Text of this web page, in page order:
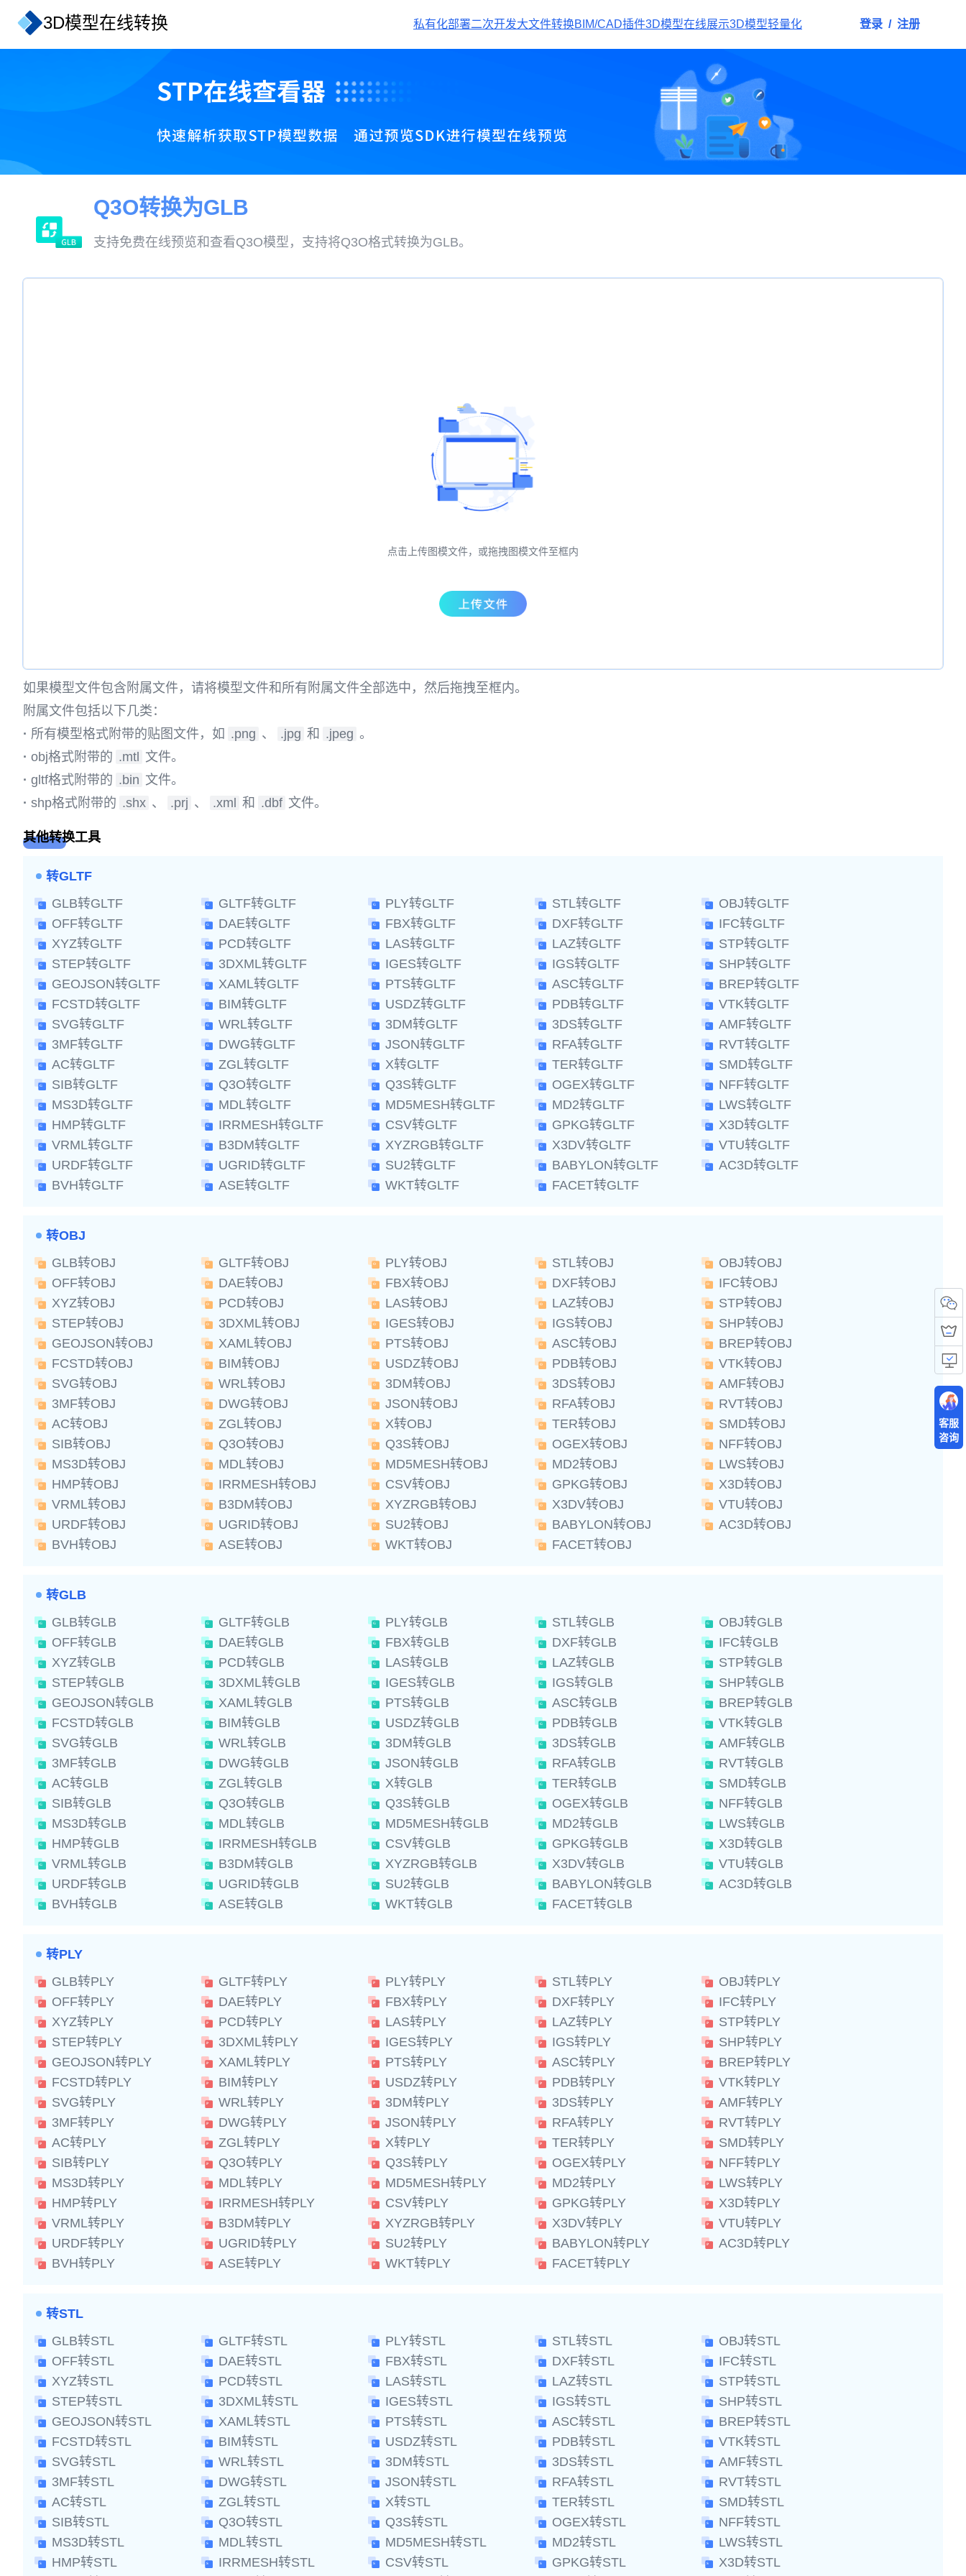
3D模型在线转换 私有化部署二次开发大文件转换BIM/CAD插件3D模型在线展示3D模型轻量化 登录 / 注册
Q3O转换为GLB
支持免费在线预览和查看Q3O模型，支持将Q3O格式转换为GLB。
点击上传图模文件，或拖拽图模文件至框内
如果模型文件包含附属文件，请将模型文件和所有附属文件全部选中，然后拖拽至框内。
附属文件包括以下几类：
· 所有模型格式附带的贴图文件，如 .png 、 .jpg 和 .jpeg 。
· obj格式附带的 .mtl
文件。
· gltf格式附带的 .bin 文件。
· shp格式附带的 .shx 、 .prj 、 .xml 和 .dbf 文件。
其他转换工具
转GLTF
GLB转GLTF
GLTF转GLTF PLY转GLTF STL转GLTF
OBJ转GLTF
OFF转GLTF
DAE转GLTF FBX转GLTF DXF转GLTF
IFC转GLTF
XYZ转GLTF
PCD转GLTF LAS转GLTF LAZ转GLTF
STP转GLTF
STEP转GLTF
3DXML转GLTF IGES转GLTF IGS转GLTF
SHP转GLTF
GEOJSON转GLTF
XAML转GLTF PTS转GLTF ASC转GLTF
BREP转GLTF
FCSTD转GLTF
BIM转GLTF USDZ转GLTF PDB转GLTF
VTK转GLTF
SVG转GLTF
WRL转GLTF 3DM转GLTF 3DS转GLTF
AMF转GLTF
3MF转GLTF
DWG转GLTF JSON转GLTF RFA转GLTF
RVT转GLTF
AC转GLTF
ZGL转GLTF X转GLTF TER转GLTF
SMD转GLTF
SIB转GLTF
Q3O转GLTF Q3S转GLTF OGEX转GLTF
NFF转GLTF
MS3D转GLTF
MDL转GLTF MD5MESH转GLTF MD2转GLTF
LWS转GLTF
HMP转GLTF
IRRMESH转GLTF CSV转GLTF GPKG转GLTF
X3D转GLTF
VRML转GLTF
B3DM转GLTF XYZRGB转GLTF X3DV转GLTF
VTU转GLTF
URDF转GLTF
UGRID转GLTF SU2转GLTF BABYLON转GLTF
AC3D转GLTF
BVH转GLTF
ASE转GLTF WKT转GLTF FACET转GLTF
转OBJ
GLB转OBJ
GLTF转OBJ PLY转OBJ STL转OBJ
OBJ转OBJ
OFF转OBJ
DAE转OBJ FBX转OBJ DXF转OBJ
IFC转OBJ
XYZ转OBJ
PCD转OBJ LAS转OBJ LAZ转OBJ
STP转OBJ
STEP转OBJ
3DXML转OBJ IGES转OBJ IGS转OBJ
SHP转OBJ
GEOJSON转OBJ
XAML转OBJ PTS转OBJ ASC转OBJ
BREP转OBJ
FCSTD转OBJ
BIM转OBJ USDZ转OBJ PDB转OBJ
VTK转OBJ
SVG转OBJ
WRL转OBJ 3DM转OBJ 3DS转OBJ
AMF转OBJ
3MF转OBJ
DWG转OBJ JSON转OBJ RFA转OBJ
RVT转OBJ
AC转OBJ
ZGL转OBJ X转OBJ TER转OBJ
SMD转OBJ
SIB转OBJ
Q3O转OBJ Q3S转OBJ OGEX转OBJ
NFF转OBJ
MS3D转OBJ
MDL转OBJ MD5MESH转OBJ MD2转OBJ
LWS转OBJ
HMP转OBJ
IRRMESH转OBJ CSV转OBJ GPKG转OBJ
X3D转OBJ
VRML转OBJ
B3DM转OBJ XYZRGB转OBJ X3DV转OBJ
VTU转OBJ
URDF转OBJ
UGRID转OBJ SU2转OBJ BABYLON转OBJ
AC3D转OBJ
BVH转OBJ
ASE转OBJ WKT转OBJ FACET转OBJ
转GLB
GLB转GLB
GLTF转GLB PLY转GLB STL转GLB
OBJ转GLB
OFF转GLB
DAE转GLB FBX转GLB DXF转GLB
IFC转GLB
XYZ转GLB
PCD转GLB LAS转GLB LAZ转GLB
STP转GLB
STEP转GLB
3DXML转GLB IGES转GLB IGS转GLB
SHP转GLB
GEOJSON转GLB
XAML转GLB PTS转GLB ASC转GLB
BREP转GLB
FCSTD转GLB
BIM转GLB USDZ转GLB PDB转GLB
VTK转GLB
SVG转GLB
WRL转GLB 3DM转GLB 3DS转GLB
AMF转GLB
3MF转GLB
DWG转GLB JSON转GLB RFA转GLB
RVT转GLB
AC转GLB
ZGL转GLB X转GLB TER转GLB
SMD转GLB
SIB转GLB
Q3O转GLB Q3S转GLB OGEX转GLB
NFF转GLB
MS3D转GLB
MDL转GLB MD5MESH转GLB MD2转GLB
LWS转GLB
HMP转GLB
IRRMESH转GLB CSV转GLB GPKG转GLB
X3D转GLB
VRML转GLB
B3DM转GLB XYZRGB转GLB X3DV转GLB
VTU转GLB
URDF转GLB
UGRID转GLB SU2转GLB BABYLON转GLB
AC3D转GLB
BVH转GLB
ASE转GLB WKT转GLB FACET转GLB
转PLY
GLB转PLY
GLTF转PLY PLY转PLY STL转PLY
OBJ转PLY
OFF转PLY
DAE转PLY FBX转PLY DXF转PLY
IFC转PLY
XYZ转PLY
PCD转PLY LAS转PLY LAZ转PLY
STP转PLY
STEP转PLY
3DXML转PLY IGES转PLY IGS转PLY
SHP转PLY
GEOJSON转PLY
XAML转PLY PTS转PLY ASC转PLY
BREP转PLY
FCSTD转PLY
BIM转PLY USDZ转PLY PDB转PLY
VTK转PLY
SVG转PLY
WRL转PLY 3DM转PLY 3DS转PLY
AMF转PLY
3MF转PLY
DWG转PLY JSON转PLY RFA转PLY
RVT转PLY
AC转PLY
ZGL转PLY X转PLY TER转PLY
SMD转PLY
SIB转PLY
Q3O转PLY Q3S转PLY OGEX转PLY
NFF转PLY
MS3D转PLY
MDL转PLY MD5MESH转PLY MD2转PLY
LWS转PLY
HMP转PLY
IRRMESH转PLY CSV转PLY GPKG转PLY
X3D转PLY
VRML转PLY
B3DM转PLY XYZRGB转PLY X3DV转PLY
VTU转PLY
URDF转PLY
UGRID转PLY SU2转PLY BABYLON转PLY
AC3D转PLY
BVH转PLY
ASE转PLY WKT转PLY FACET转PLY
转STL
GLB转STL
GLTF转STL PLY转STL STL转STL
OBJ转STL
OFF转STL
DAE转STL FBX转STL DXF转STL
IFC转STL
XYZ转STL
PCD转STL LAS转STL LAZ转STL
STP转STL
STEP转STL
3DXML转STL IGES转STL IGS转STL
SHP转STL
GEOJSON转STL
XAML转STL PTS转STL ASC转STL
BREP转STL
FCSTD转STL
BIM转STL USDZ转STL PDB转STL
VTK转STL
SVG转STL
WRL转STL 3DM转STL 3DS转STL
AMF转STL
3MF转STL
DWG转STL JSON转STL RFA转STL
RVT转STL
AC转STL
ZGL转STL X转STL TER转STL
SMD转STL
SIB转STL
Q3O转STL Q3S转STL OGEX转STL
NFF转STL
MS3D转STL
MDL转STL MD5MESH转STL MD2转STL
LWS转STL
HMP转STL
IRRMESH转STL CSV转STL GPKG转STL
X3D转STL
客服
咨询